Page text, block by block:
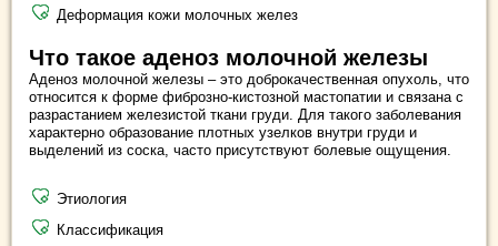
Деформация кожи молочных желез
Что такое аденоз молочной железы
Аденоз молочной железы – это доброкачественная опухоль, что
относится к форме фиброзно-кистозной мастопатии и связана с
разрастанием железистой ткани груди. Для такого заболевания
характерно образование плотных узелков внутри груди и
выделений из соска, часто присутствуют болевые ощущения.
Этиология
Классификация